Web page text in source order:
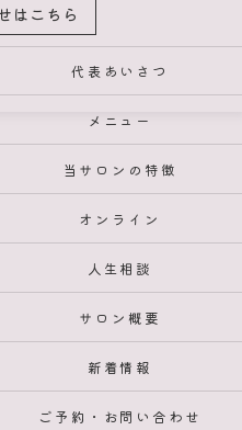
はこちら
代表あいさつ
メニュー
当サロンの特徴
オンライン
人生相談
サロン概要
新着情報
ご予約・お問い合わせ